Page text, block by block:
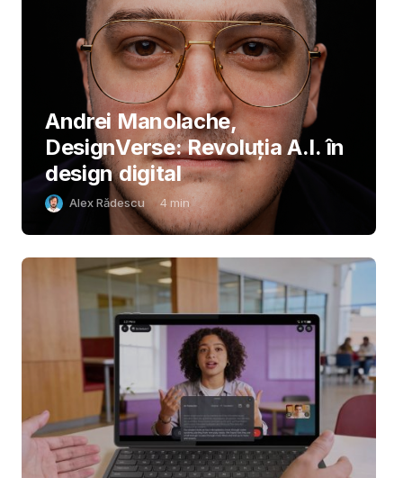
Andrei Manolache,
DesignVerse: Revoluția A.I. în
design digital
Alex Rădescu 4 min